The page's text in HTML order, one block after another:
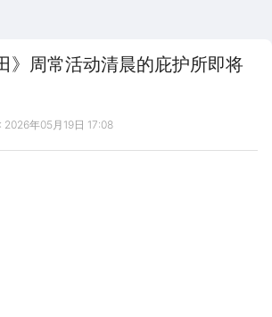
》周常活动清晨的庇护所即将
2026年05月19日 17:08